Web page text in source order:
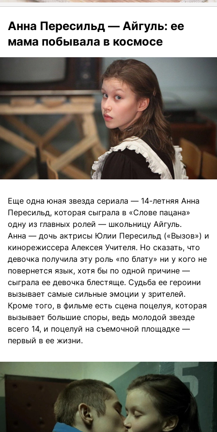
Анна Пересильд — Айгуль: ее
мама побывала в космосе
Еще одна юная звезда сериала — 14-летняя Анна
Пересильд, которая сыграла в «Слове пацана»
одну из главных ролей — школьницу Айгуль.
Анна — дочь актрисы Юлии Пересильд («Вызов») и
кинорежиссера Алексея Учителя. Но сказать, что
девочка получила эту роль «по блату» ни у кого не
повернется язык, хотя бы по одной причине —
сыграла ее девочка блестяще. Судьба ее героини
вызывает самые сильные эмоции у зрителей.
Кроме того, в фильме есть сцена поцелуя, которая
вызывает большие споры, ведь молодой звезде
всего 14, и поцелуй на съемочной площадке —
первый в ее жизни.